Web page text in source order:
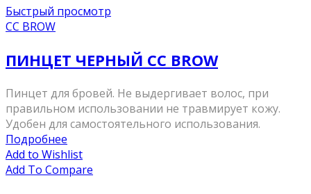
Быстрый просмотр
CC BROW
ПИНЦЕТ ЧЕРНЫЙ CC BROW
Пинцет для бровей. Не выдергивает волос, при
правильном использовании не травмирует кожу.
Удобен для самостоятельного использования.
Подробнее
Add to Wishlist
Add To Compare